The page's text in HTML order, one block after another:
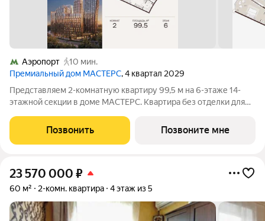
Аэропорт
10 мин.
Премиальный дом МАСТЕРС, 4 квартал 2029
Представляем 2-комнатную квартиру 99,5 м на 6-этаже 14-
этажной секции в доме МАСТЕРС. Квартира без отделки для
июле! Подробности в офисе отдела продаж. - Мастер-спальня
Транспортная
Позвонить Позвоните мне
23 570 000 ₽
60 м² 2-комн. квартира 4 этаж из 5